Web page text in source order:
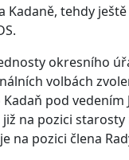
tehdy
okresního
volbách
pod vedením
na pozici
na pozici člena